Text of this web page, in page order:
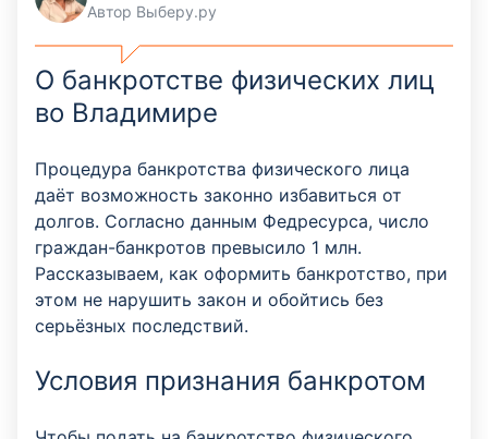
Автор Выберу.ру
О банкротстве физических лиц
во Владимире
Процедура банкротства физического лица
даёт возможность законно избавиться от
долгов. Согласно данным Федресурса, число
граждан-банкротов превысило 1 млн.
Рассказываем, как оформить банкротство, при
этом не нарушить закон и обойтись без
серьёзных последствий.
Условия признания банкротом